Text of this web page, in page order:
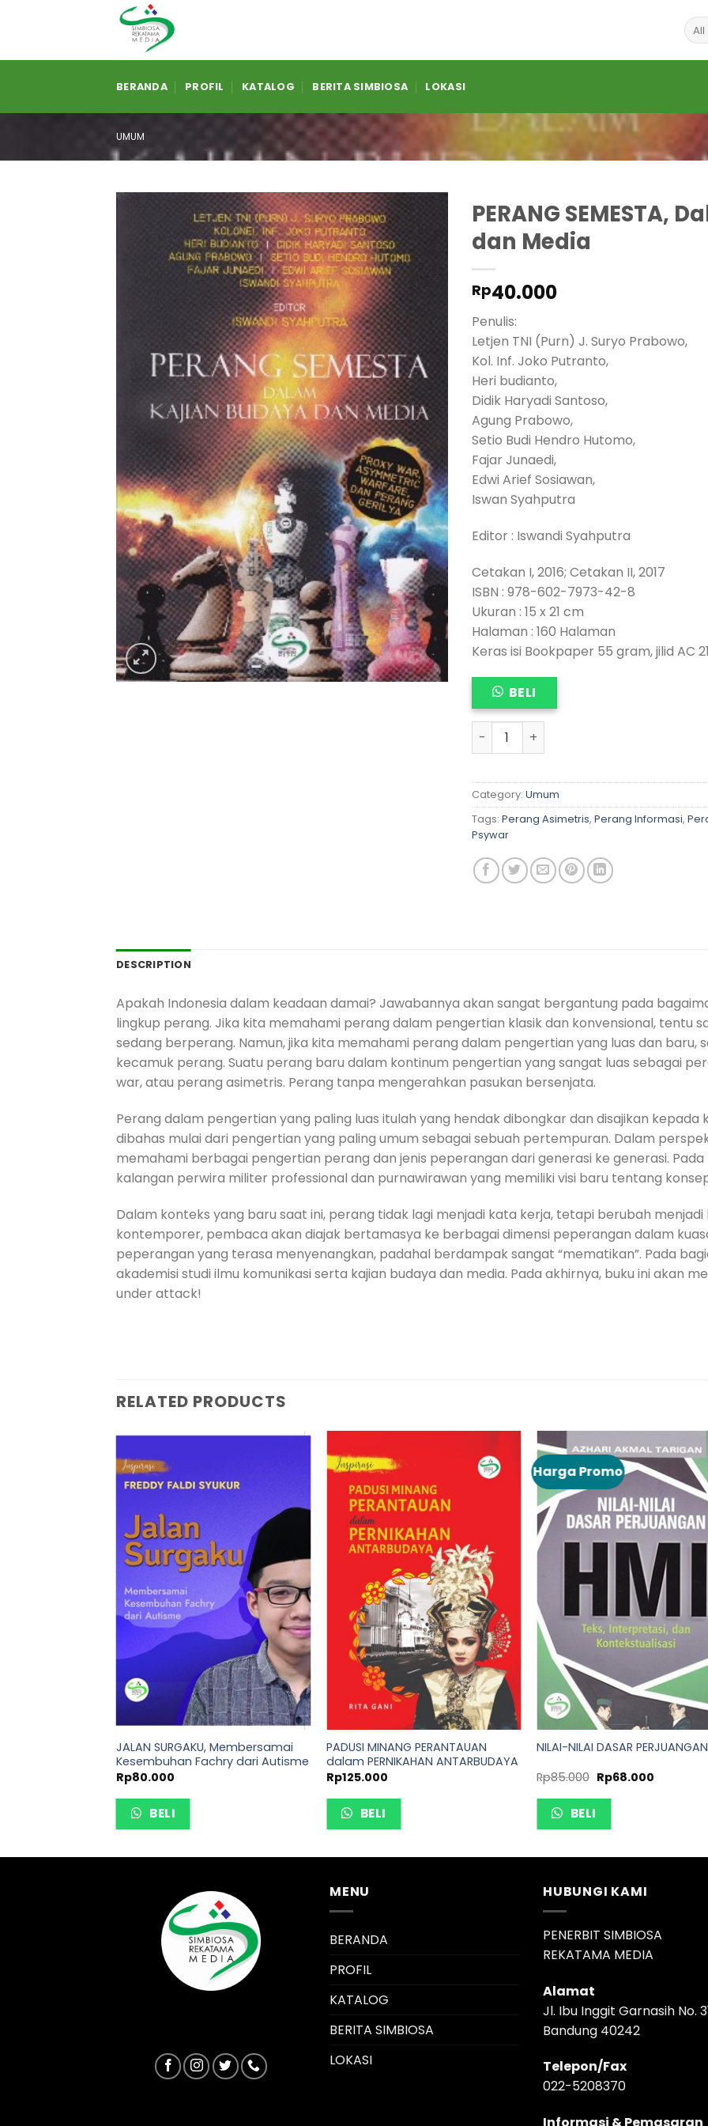
BERANDA PROFIL KATALOG BERITA SIMBIOSA LOKASI
UMUM
PERANG SEMESTA,
dan Media
Rp40.000
Penulis:
Letjen TNI (Purn) J. Suryo Prabowo,
Kol. Inf. Joko Putranto,
Heri budianto,
Didik Haryadi Santoso,
Agung Prabowo,
Setio Budi Hendro Hutomo,
Fajar Junaedi,
Edwi Arief Sosiawan,
Iswan Syahputra
Editor : Iswandi Syahputra
Cetakan I, 2016; Cetakan II, 2017
ISBN : 978-602-7973-42-8
Ukuran : 15 x 21 cm
Halaman : 160 Halaman
Keras isi Bookpaper 55 gram, jilid AC
BELI
PERANG SEMESTA, Dalam Kajian
Category: Umum
Tags: Perang Asimetris, Perang Informasi,
Psywar
DESCRIPTION
Apakah Indonesia dalam keadaan damai? Jawabannya akan sangat bergantung pada
lingkup perang. Jika kita memahami perang dalam pengertian klasik dan konvensional, tentu
sedang berperang. Namun, jika kita memahami perang dalam pengertian yang luas dan baru,
kecamuk perang. Suatu perang baru dalam kontinum pengertian yang sangat luas sebagai
war, atau perang asimetris. Perang tanpa mengerahkan pasukan bersenjata.
Perang dalam pengertian yang paling luas itulah yang hendak dibongkar dan disajikan kepada
dibahas mulai dari pengertian yang paling umum sebagai sebuah pertempuran. Dalam
memahami berbagai pengertian perang dan jenis peperangan dari generasi ke generasi. Pada
kalangan perwira militer professional dan purnawirawan yang memiliki visi baru tentang
Dalam konteks yang baru saat ini, perang tidak lagi menjadi kata kerja, tetapi berubah
kontemporer, pembaca akan diajak bertamasya ke berbagai dimensi peperangan dalam
peperangan yang terasa menyenangkan, padahal berdampak sangat “mematikan”. Pada
akademisi studi ilmu komunikasi serta kajian budaya dan media. Pada akhirnya, buku ini akan
under attack!
RELATED PRODUCTS
JALAN SURGAKU, Membersamai
Kesembuhan Fachry dari Autisme
Rp80.000
BELI
PADUSI MINANG PERANTAUAN
dalam PERNIKAHAN ANTARBUDAYA
Rp125.000
BELI
Harga Promo
NILAI-NILAI DASAR
Rp85.000 Rp68.000
BELI
MENU
BERANDA
PROFIL
KATALOG
BERITA SIMBIOSA
LOKASI
HUBUNGI KAMI
PENERBIT SIMBIOSA
REKATAMA MEDIA
Alamat
Jl. Ibu Inggit Garnasih No.
Bandung 40242
Telepon/Fax
022-5208370